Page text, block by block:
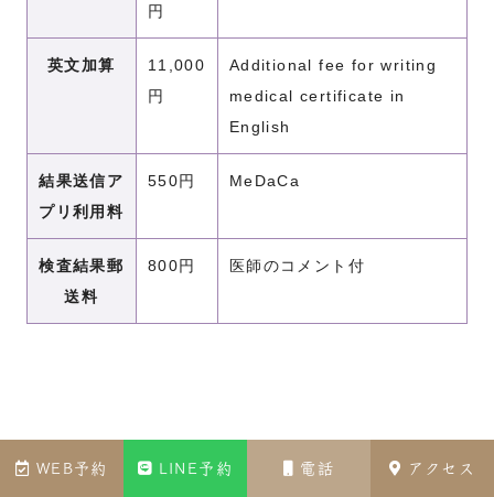
WEB予約 LINE予約 電話 アクセス
円
英文加算
11,000
円
Additional fee for writing
medical certificate in
English
結果送信ア
プリ利用料
550円 MeDaCa
検査結果郵
送料
800円 医師のコメント付